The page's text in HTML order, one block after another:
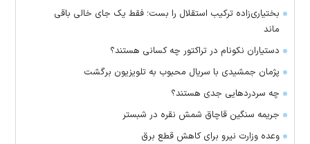
بختیاری‌زاده ترکیب استقلال را بست؛ فقط یک جای خالی باقی
ماند
دستیاران نکونام در تراکتور چه کسانی هستند؟
پژمان جمشیدی با سریال محبوب به تلویزیون برگشت
چه سردرد‌هایی جدی هستند؟
جریمه سنگین قاچاق شمش نقره در شبستر
وعده وزارت نیرو برای کاهش قطع برق